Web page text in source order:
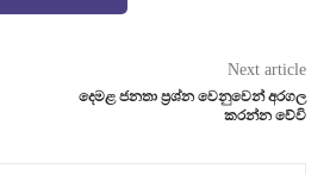
Next article
දෙමළ ජනතා ප්‍රශ්න වෙනුවෙන් අරගල
කරන්න වේවි